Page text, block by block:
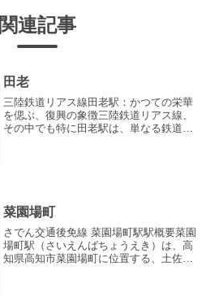
関連記事
田老
三陸鉄道リアス線田老駅：かつての栄華
を偲ぶ、復興の象徴三陸鉄道リアス線、
その中でも特に田老駅は、単なる鉄道駅
菜園場町
さでん交通後免線 菜園場町駅駅概要菜園
場町駅（さいえんばちょうえき）は、高
知県高知市菜園場町に位置する、土佐電